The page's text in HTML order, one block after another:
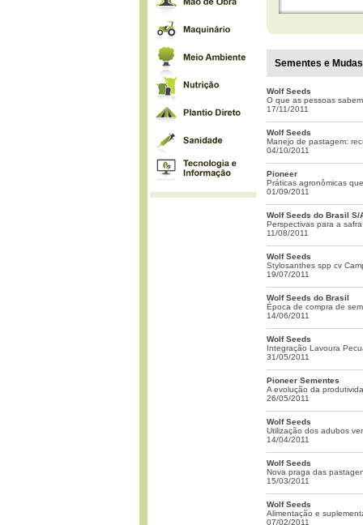
Sementes e
Wolf Seeds
O que as pessoas
17/11/2011
Wolf Seeds
Manejo de pastagem:
04/10/2011
Pioneer
Práticas agronômicas
01/09/2011
Wolf Seeds do Brasil S/
Perspectivas para a
11/08/2011
Wolf Seeds
Stylosanthes spp cv
19/07/2011
Wolf Seeds do Brasil
Época de compra de
14/06/2011
Wolf Seeds
Integração Lavoura
31/05/2011
Pioneer Sementes
A evolução da
26/05/2011
Wolf Seeds
Utilização dos adubos
14/04/2011
Wolf Seeds
Nova praga das
15/03/2011
Wolf Seeds
Alimentação e
07/02/2011